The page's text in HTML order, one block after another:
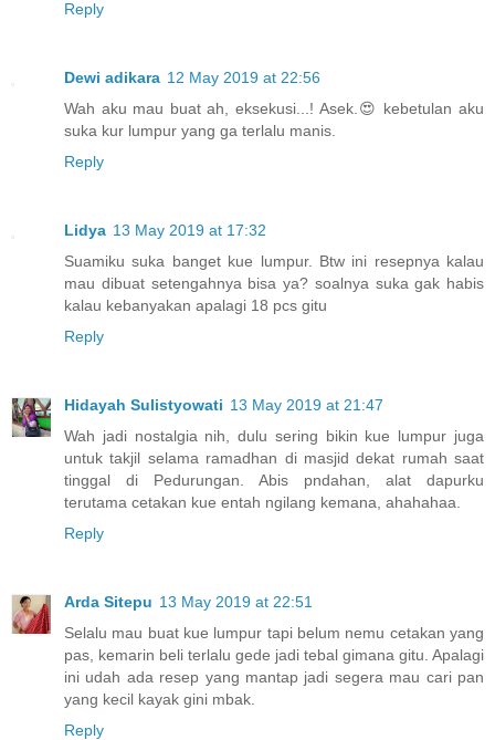
Reply
Dewi adikara 12 May 2019 at 22:56
Wah aku mau buat ah, eksekusi...! Asek.😍 kebetulan aku
suka kur lumpur yang ga terlalu manis.
Reply
Lidya 13 May 2019 at 17:32
Suamiku suka banget kue lumpur. Btw ini resepnya kalau
mau dibuat setengahnya bisa ya? soalnya suka gak habis
kalau kebanyakan apalagi 18 pcs gitu
Reply
Hidayah Sulistyowati 13 May 2019 at 21:47
Wah jadi nostalgia nih, dulu sering bikin kue lumpur juga
untuk takjil selama ramadhan di masjid dekat rumah saat
tinggal di Pedurungan. Abis pndahan, alat dapurku
terutama cetakan kue entah ngilang kemana, ahahahaa.
Reply
Arda Sitepu 13 May 2019 at 22:51
Selalu mau buat kue lumpur tapi belum nemu cetakan yang
pas, kemarin beli terlalu gede jadi tebal gimana gitu. Apalagi
ini udah ada resep yang mantap jadi segera mau cari pan
yang kecil kayak gini mbak.
Reply